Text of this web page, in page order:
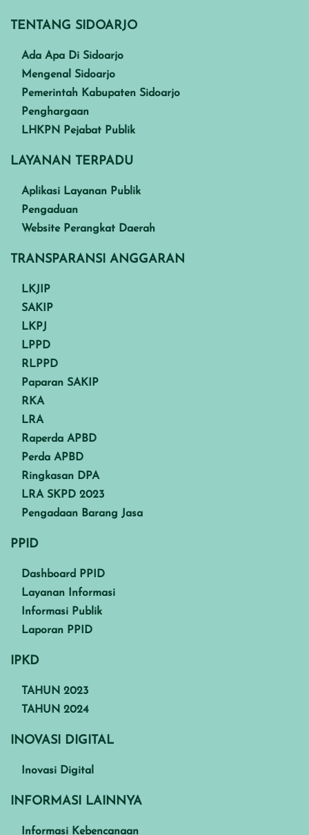
TENTANG SIDOARJO
Ada Apa Di Sidoarjo
Mengenal Sidoarjo
Pemerintah Kabupaten Sidoarjo
Penghargaan
LHKPN Pejabat Publik
LAYANAN TERPADU
Aplikasi Layanan Publik
Pengaduan
Website Perangkat Daerah
TRANSPARANSI ANGGARAN
LKJIP
SAKIP
LKPJ
LPPD
RLPPD
Paparan SAKIP
RKA
LRA
Raperda APBD
Perda APBD
Ringkasan DPA
LRA SKPD 2023
Pengadaan Barang Jasa
PPID
Dashboard PPID
Layanan Informasi
Informasi Publik
Laporan PPID
IPKD
TAHUN 2023
TAHUN 2024
INOVASI DIGITAL
Inovasi Digital
INFORMASI LAINNYA
Informasi Kebencanaan